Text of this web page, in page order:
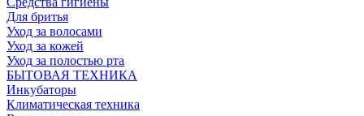
Для бритья
Уход за волосами
Уход за кожей
Уход за полостью рта
БЫТОВАЯ ТЕХНИКА
Инкубаторы
Климатическая техника